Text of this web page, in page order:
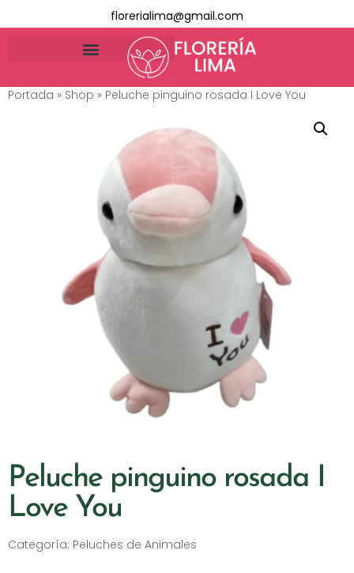
florerialima@gmail.com
Portada » Shop » Peluche pinguino rosada I Love You
Peluche pinguino rosada I
Love You
Categoría: Peluches de Animales